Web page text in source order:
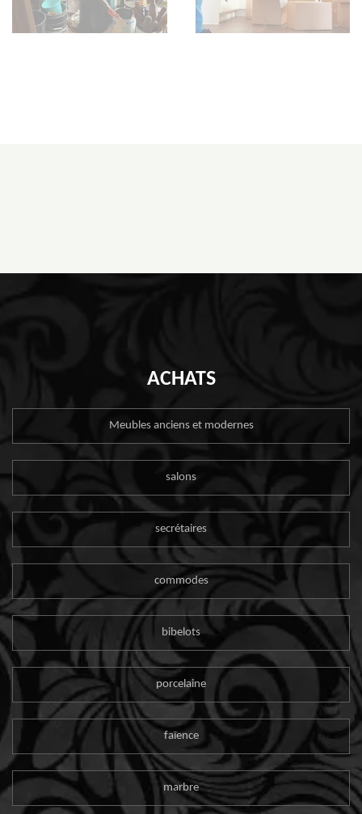
ACHATS
Meubles anciens et modernes
salons
secrétaires
commodes
bibelots
porcelaine
faïence
marbre